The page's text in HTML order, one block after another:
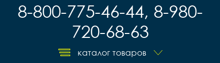
8-800-775-46-44, 8-980-
720-68-63
каталог товаров